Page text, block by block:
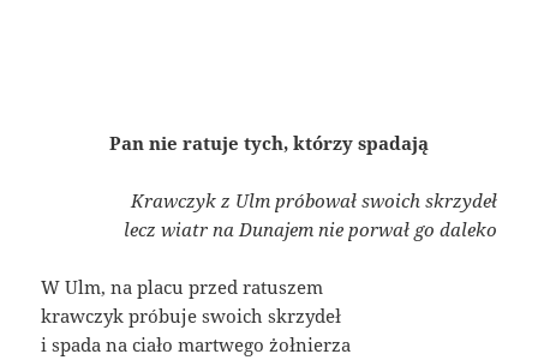
Pan nie ratuje tych, którzy spadają
Krawczyk z Ulm próbował swoich skrzydeł
lecz wiatr na Dunajem nie porwał go daleko
W Ulm, na placu przed ratuszem
krawczyk próbuje swoich skrzydeł
i spada na ciało martwego żołnierza